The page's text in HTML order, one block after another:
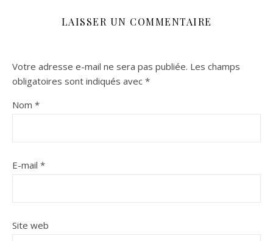
LAISSER UN COMMENTAIRE
Votre adresse e-mail ne sera pas publiée. Les champs
obligatoires sont indiqués avec *
Nom *
E-mail *
Site web